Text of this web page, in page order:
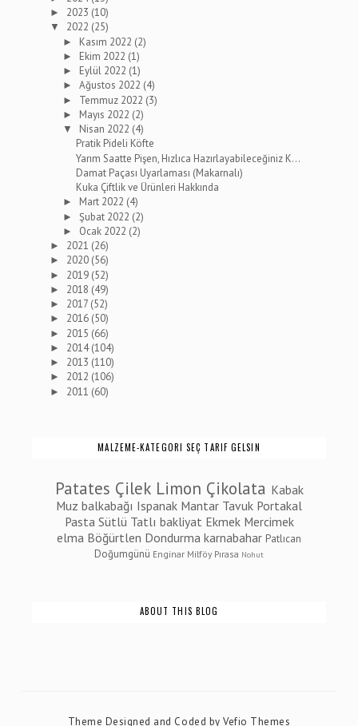
► 2023 (10)
▼ 2022 (25)
► Kasım 2022 (2)
► Ekim 2022 (1)
► Eylül 2022 (1)
►Ağustos 2022 (4)
► Temmuz 2022 (3)
► Mayıs 2022 (2)
▼ Nisan 2022 (4)
Pratik Pideli Köfte
Yarım Saatte Pişen, Hızlıca Hazırlayabileceğiniz K...
Damat Paçası Uyarlaması (Makarnalı)
Kuka Çiftlik ve Ürünleri Hakkında
► Mart 2022 (4)
► Şubat 2022 (2)
► Ocak 2022 (2)
► 2021 (26)
► 2020 (56)
► 2019 (52)
► 2018 (49)
► 2017 (52)
► 2016 (50)
► 2015 (66)
► 2014(104)
► 2013 (110)
► 2012 (106)
► 2011 (60)
MALZEME-KATEGORI SEÇ TARIF GELSIN
Patates Çilek Limon Çikolata Kabak
Muz balkabağı Ispanak Mantar Tavuk Portakal
Pasta Sütlü Tatlı bakliyat Ekmek Mercimek
elma Böğürtlen Dondurma karnabahar Patlıcan
Doğumgünü Enginar Milföy Pırasa Nohut
ABOUT THIS BLOG
Theme Designed and Coded byVefio Themes